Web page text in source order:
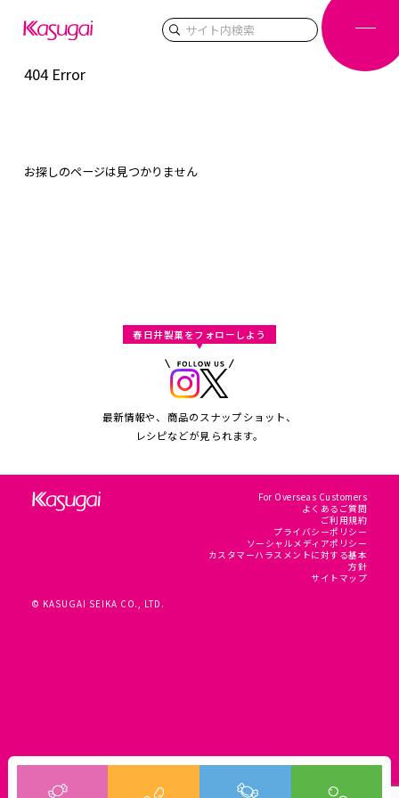
検索
404 Error
お探しのページは見つかりません
春日井製菓をフォローしよう
最新情報や、商品のスナップショット、
レシピなどが見られます。
© KASUGAI SEIKA CO., LTD.
For Overseas Customers
よくあるご質問
ご利用規約
プライバシーポリシー
ソーシャルメディアポリシー
カスタマーハラスメントに対する基本
方針
サイトマップ